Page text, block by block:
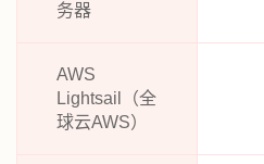
务器
AWS
Lightsail（全
球云AWS）